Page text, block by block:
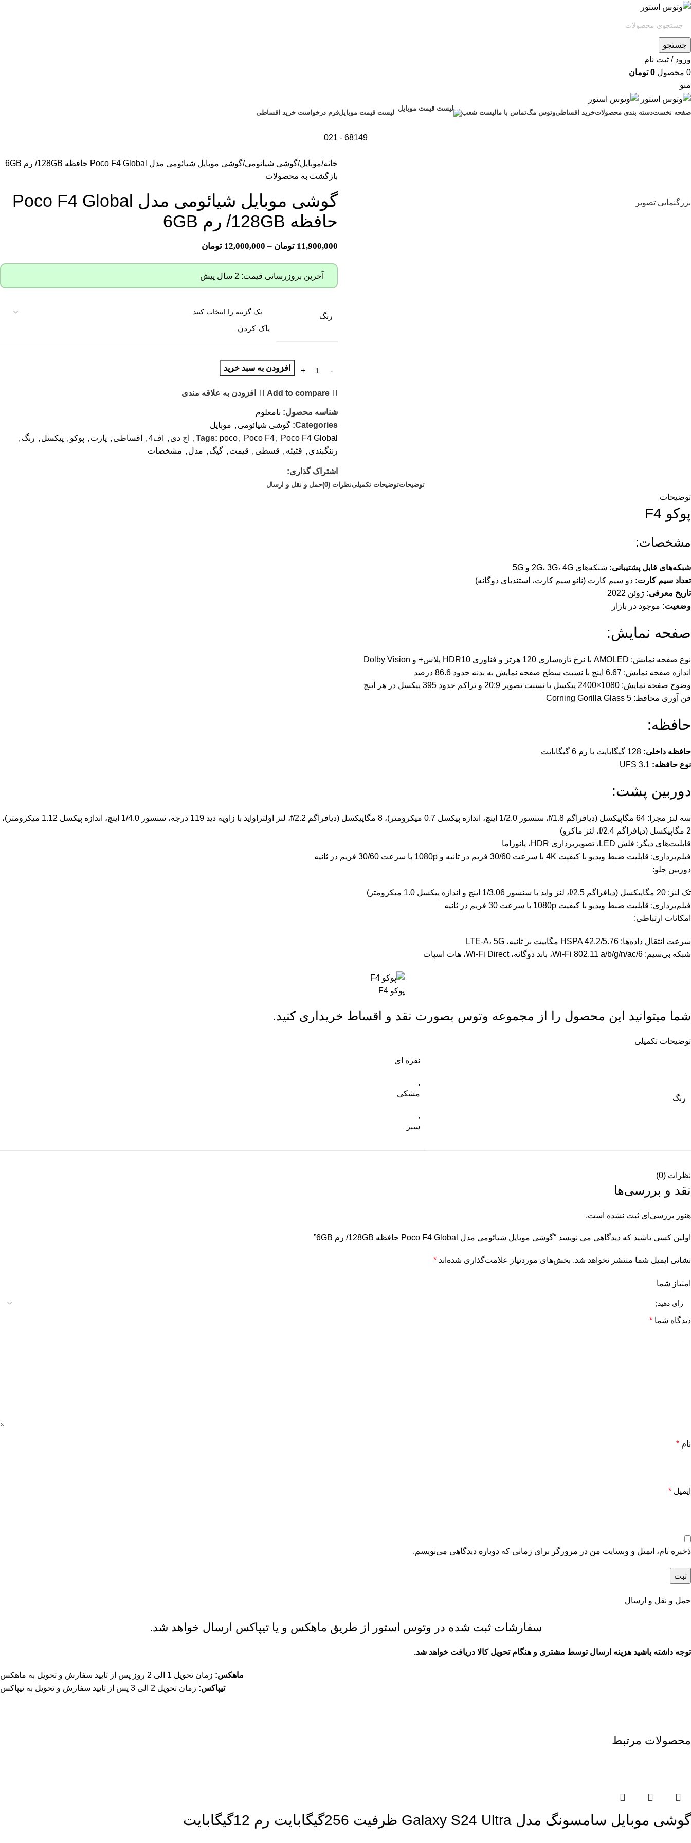
جستجو
ورود / ثبت نام
0 محصول 0 تومان
منو
صفحه نخستدسته بندی محصولاتخرید اقساطیوتوس مگتماس با مالیست شعب لیست قیمت موبایلفرم درخواست خرید اقساطی
68149 - 021
بزرگنمایی تصویر
خانه موبایل گوشی شیائومی گوشی موبایل شیائومی مدل Poco F4 Global حافظه 128GB/ رم 6GB
بازگشت به محصولات
گوشی موبایل شیائومی مدل Poco F4 Global
حافظه 128GB/ رم 6GB
11,900,000 تومان –
12,000,000 تومان
آخرین بروزرسانی قیمت: 2 سال پیش
رنگ
پاک کردن
افزودن به سبد خرید
Add to compare افزودن به علاقه مندی
شناسه محصول: نامعلوم
Categories: گوشی شیائومی , موبایل
Tags: poco, Poco F4, Poco F4 Global
, اچ دی , اف4 , اقساطی , پارت , پوکو , پیکسل , رنگ ,
رننگبندی , قثیئه , قسطی , قیمت , گیگ , مدل , مشخصات
اشتراک گذاری:
توضیحاتتوضیحات تکمیلینظرات (0) حمل و نقل و ارسال
توضیحات
پوکو F4
مشخصات:
شبکه‌های قابل پشتیبانی: شبکه‌های 2G، 3G، 4G و 5G
تعداد سیم کارت: دو سیم کارت (نانو سیم کارت، استندبای دوگانه)
تاریخ معرفی: ژوئن 2022
وضعیت: موجود در بازار
صفحه نمایش:
نوع صفحه نمایش: AMOLED با نرخ تازه‌سازی 120 هرتز و فناوری HDR10 پلاس+ و Dolby Vision
اندازه صفحه نمایش: 6.67 اینچ با نسبت سطح صفحه نمایش به بدنه حدود 86.6 درصد
وضوح صفحه نمایش: 1080×2400 پیکسل با نسبت تصویر 20:9 و تراکم حدود 395 پیکسل در هر اینچ
فن آوری محافظ: Corning Gorilla Glass 5
حافظه:
حافظه داخلی:
نوع حافظه:
دوربین پشت:
سه لنز مجزا: 64 مگاپیکسل (دیافراگم f/1.8، سنسور 1/2.0 اینچ، اندازه پیکسل 0.7 میکرومتر)، 8 مگاپیکسل (دیافراگم f/2.2، لنز اولتراواید با زاویه دید 119 درجه، سنسور 1/4.0 اینچ، اندازه پیکسل 1.12 میکرومتر)،
2 مگاپیکسل (دیافراگم f/2.4، لنز ماکرو)
قابلیت‌های دیگر: فلش LED، تصویربرداری HDR، پانوراما
فیلم‌برداری: قابلیت ضبط ویدیو با کیفیت 4K با سرعت 30/60 فریم در ثانیه و 1080p با سرعت 30/60 فریم در ثانیه
دوربین جلو:
تک لنز: 20 مگاپیکسل (دیافراگم f/2.5، لنز واید با سنسور 1/3.06 اینچ و اندازه پیکسل 1.0 میکرومتر)
فیلم‌برداری: قابلیت ضبط ویدیو با کیفیت 1080p با سرعت 30 فریم در ثانیه
امکانات ارتباطی:
سرعت انتقال داده‌ها: HSPA 42.2/5.76 مگابیت بر ثانیه، LTE-A، 5G
شبکه بی‌سیم: Wi-Fi 802.11 a/b/g/n/ac/6، باند دوگانه، Wi-Fi Direct، هات اسپات
پوکو F4
شما میتوانید این محصول را از مجموعه وتوس بصورت نقد و اقساط خریداری کنید.
توضیحات تکمیلی
رنگ
نقره ای
,
مشکی
,
سبز
نظرات (0)
نقد و بررسی‌ها
هنوز بررسی‌ای ثبت نشده است.
اولین کسی باشید که دیدگاهی می نویسد “گوشی موبایل شیائومی مدل Poco F4 Global حافظه 128GB/ رم 6GB”
نشانی ایمیل شما منتشر نخواهد شد. بخش‌های موردنیاز علامت‌گذاری شده‌اند *
امتیاز شما
دیدگاه شما *
نام *
ایمیل *
ذخیره نام، ایمیل و وبسایت من در مرورگر برای زمانی که دوباره دیدگاهی می‌نویسم.
حمل و نقل و ارسال
سفارشات ثبت شده در وتوس استور از طریق ماهکس و یا تیپاکس ارسال خواهد شد.
توجه داشته باشید هزینه ارسال توسط مشتری و هنگام تحویل کالا دریافت خواهد شد.
ماهکس: زمان تحویل 1 الی 2 روز پس از تایید سفارش و تحویل به ماهکس
تیپاکس: زمان تحویل 2 الی 3 پس از تایید سفارش و تحویل به تیپاکس
محصولات مرتبط
گوشی موبایل سامسونگ مدل Galaxy S24 Ultra ظرفیت 256گیگابایت رم 12گیگابایت